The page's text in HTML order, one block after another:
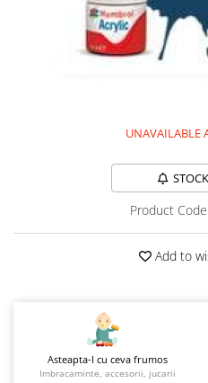
Jucarii si jocuri exterior
Machete auto Diecast
Masini, trenuri, avioane
Masinute Radiocomanda
Biciclete fara pedale
Role, patine cu rotile
Organizatoare
UNAVAILABLE
Product
Add to
Asteapta-l cu ceva frumos
Imbracaminte, accesorii, jucarii